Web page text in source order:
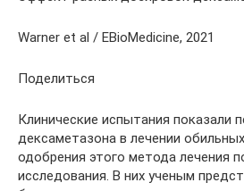
Warner et al / EBioMedicine, 2021
Поделиться
Клинические испытания показали
дексаметазона в лечении
одобрения этого метода лечения
исследования. В них ученым